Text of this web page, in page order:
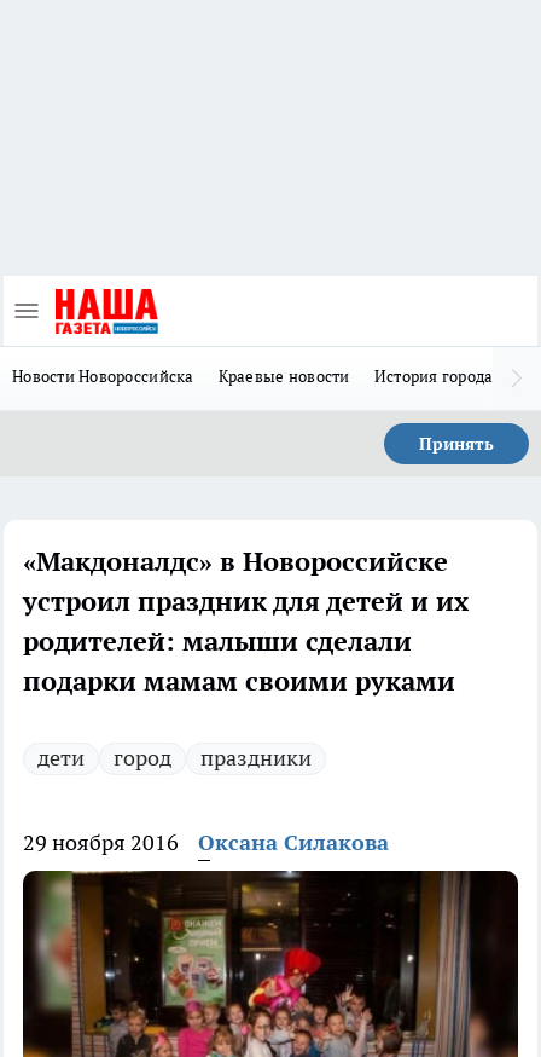
Новости Новороссийска Краевые новости История города Н
Принять
«Макдоналдс» в Новороссийске
устроил праздник для детей и их
родителей: малыши сделали
подарки мамам своими руками
дети город праздники
29 ноября 2016 Оксана Силакова